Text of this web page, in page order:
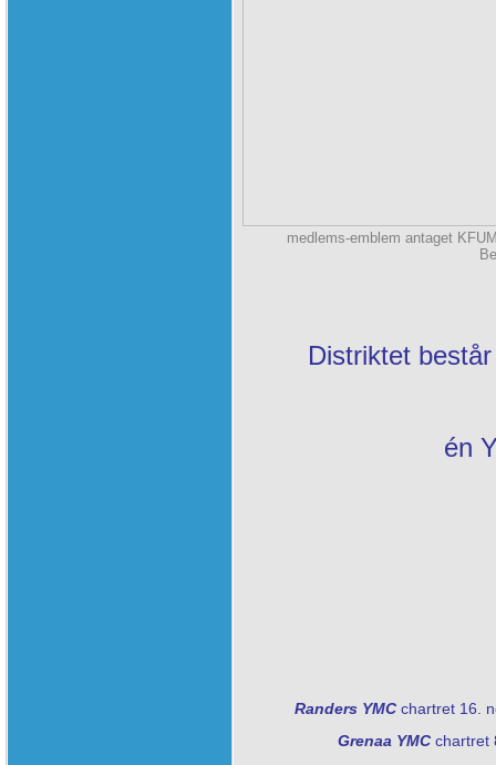
medlems-emblem antaget
Distriktet
én
Randers YMC chartret 16.
Grenaa YMC chartret